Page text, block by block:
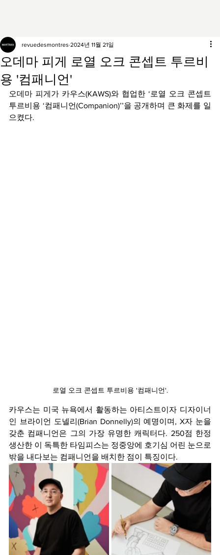
오데마 피게 로열 오크 콘셉트 투르비
용 '컴패니언'
revuedesmontres 2024년 11월 21일
오데마 피게가 카우스(KAWS)와 협업한 ‘로열 오크 콘셉트
투르비용 ‘컴패니언(Companion)’’을 공개하며 큰 화제를 일
으켰다.
로열 오크 콘셉트 투르비용 '컴패니언'.
카우스는 미국 뉴욕에서 활동하는 아티스트이자 디자이너
인 브라이언 도넬리(Brian Donnelly)의 예명이며, X자 눈을
갖춘 컴패니언은 그의 가장 유명한 캐릭터다. 250점 한정
생산한 이 독특한 타임피스는 정중앙에 호기심 어린 눈으로
밖을 내다보는 컴패니언을 배치한 점이 특징이다.